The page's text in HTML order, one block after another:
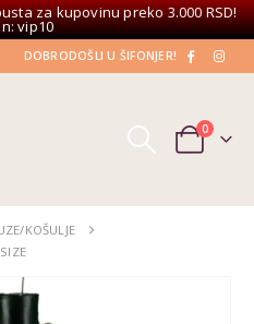
za kupovinu preko 3.000 RSD!
vip10
DOBRODOŠLI U ŠIFONJER!
0
KOŠULJE